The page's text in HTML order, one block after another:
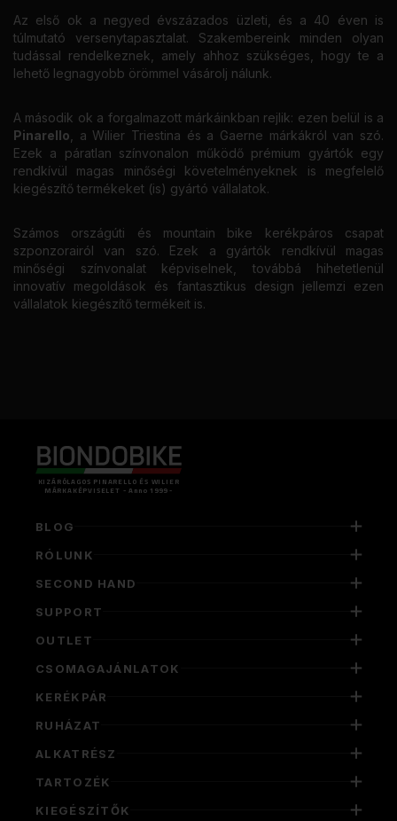
Az első ok a negyed évszázados üzleti, és a 40 éven is
túlmutató versenytapasztalat. Szakembereink minden olyan
tudással rendelkeznek, amely ahhoz szükséges, hogy te a
lehető legnagyobb örömmel vásárolj nálunk.
A második ok a forgalmazott márkáinkban rejlik: ezen belül is a
Pinarello, a Wilier Triestina és a Gaerne márkákról van szó.
Ezek a páratlan színvonalon működő prémium gyártók egy
rendkívül magas minőségi követelményeknek is megfelelő
kiegészítő termékeket (is) gyártó vállalatok.
Számos országúti és mountain bike kerékpáros csapat
szponzorairól van szó. Ezek a gyártók rendkívül magas
minőségi színvonalat képviselnek, továbbá hihetetlenül
innovatív megoldások és fantasztikus design jellemzi ezen
vállalatok kiegészítő termékeit is.
KIZÁRÓLAGOS PINARELLO ÉS WILIER
MÁRKAKÉPVISELET - Anno 1999 -
BLOG
RÓLUNK
SECOND HAND
SUPPORT
OUTLET
CSOMAGAJÁNLATOK
KERÉKPÁR
RUHÁZAT
ALKATRÉSZ
TARTOZÉK
KIEGÉSZÍTŐK